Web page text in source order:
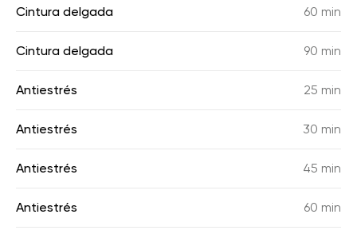
Cintura delgada 60 min
Cintura delgada 90 min
Antiestrés 25 min
Antiestrés 30 min
Antiestrés 45 min
Antiestrés 60 min